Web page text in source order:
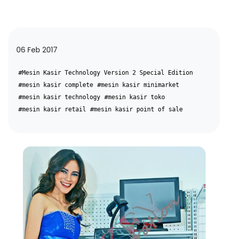
06 Feb 2017
#Mesin Kasir Technology Version 2 Special Edition
#mesin kasir complete #mesin kasir minimarket
#mesin kasir technology #mesin kasir toko
#mesin kasir retail
#mesin kasir point of sale